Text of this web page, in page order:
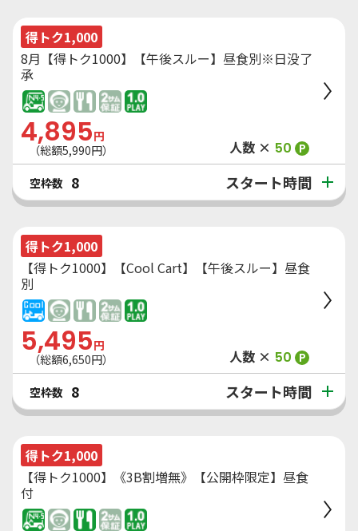
得トク1,000
8月【得トク1000】【午後スルー】昼食別※日没了
承
4,895円
（総額5,990円） 人数 × 50 P
空枠数 8 スタート時間
得トク1,000
【得トク1000】【Cool Cart】【午後スルー】昼食
別
5,495円
（総額6,650円） 人数 × 50 P
空枠数 8 スタート時間
得トク1,000
【得トク1000】《3B割増無》【公開枠限定】昼食
付